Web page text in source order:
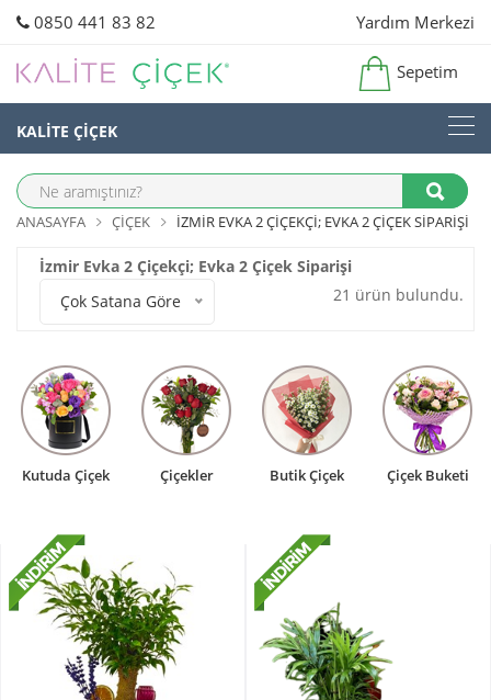
0850 441 83 82 Yardım Merkezi
Sepetim
KALİTE ÇİÇEK
ANASAYFA ÇIÇEK İZMIR EVKA 2 ÇIÇEKÇI; EVKA 2 ÇIÇEK SIPARIŞI
İzmir Evka 2 Çiçekçi; Evka 2 Çiçek Siparişi
Çok Satana Göre
21 ürün bulundu.
Kutuda Çiçek Çiçekler Butik Çiçek Çiçek Buketi